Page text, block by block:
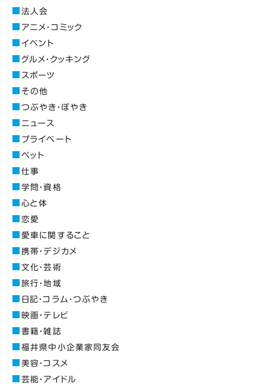
法人会
アニメ・コミック
イベント
グルメ・クッキング
スポーツ
その他
つぶやき・ぼやき
ニュース
プライベート
ペット
仕事
学問・資格
心と体
恋愛
愛車に関すること
携帯・デジカメ
文化・芸術
旅行・地域
日記・コラム・つぶやき
映画・テレビ
書籍・雑誌
福井県中小企業家同友会
美容・コスメ
芸能・アイドル